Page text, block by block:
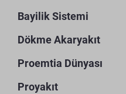
Bayilik Sistemi
Dökme Akaryakıt
Proemtia Dünyası
Proyakıt